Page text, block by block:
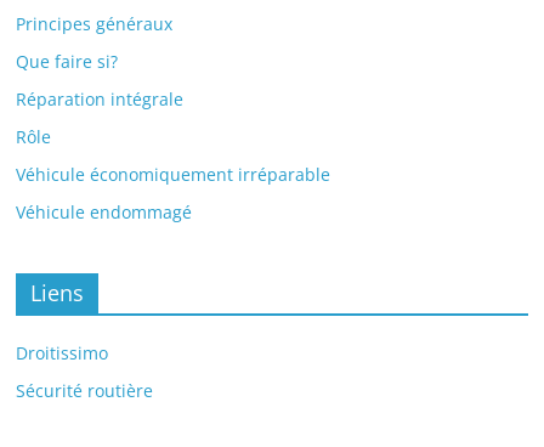
Principes généraux
Que faire si?
Réparation intégrale
Rôle
Véhicule économiquement irréparable
Véhicule endommagé
Liens
Droitissimo
Sécurité routière